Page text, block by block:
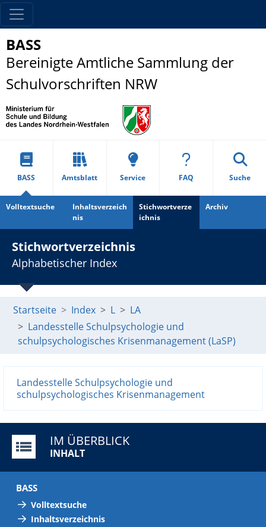
BASS
Bereinigte Amtliche Sammlung der
Schulvorschriften NRW
BASS Amtsblatt Service FAQ Suche
Volltextsuche
Inhaltsverzeich
nis
Stichwortverze
ichnis
Archiv
Stichwortverzeichnis
Alphabetischer Index
Startseite Index L
LA
Landesstelle Schulpsychologie und
schulpsychologisches Krisenmanagement (LaSP)
Landesstelle Schulpsychologie und
schulpsychologisches Krisenmanagement
IM ÜBERBLICK
INHALT
BASS
Volltextsuche
Inhaltsverzeichnis